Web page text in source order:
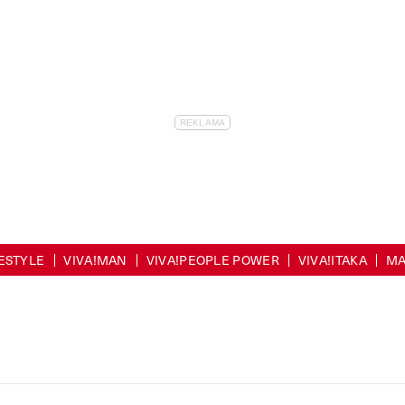
VIVA!MAN VIVA!PEOPLE POWER VIVA!ITAKA